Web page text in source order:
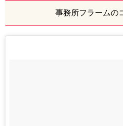
事務所フラームの